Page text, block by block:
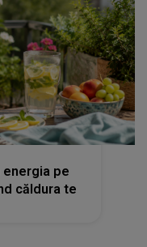
pe
căldura te